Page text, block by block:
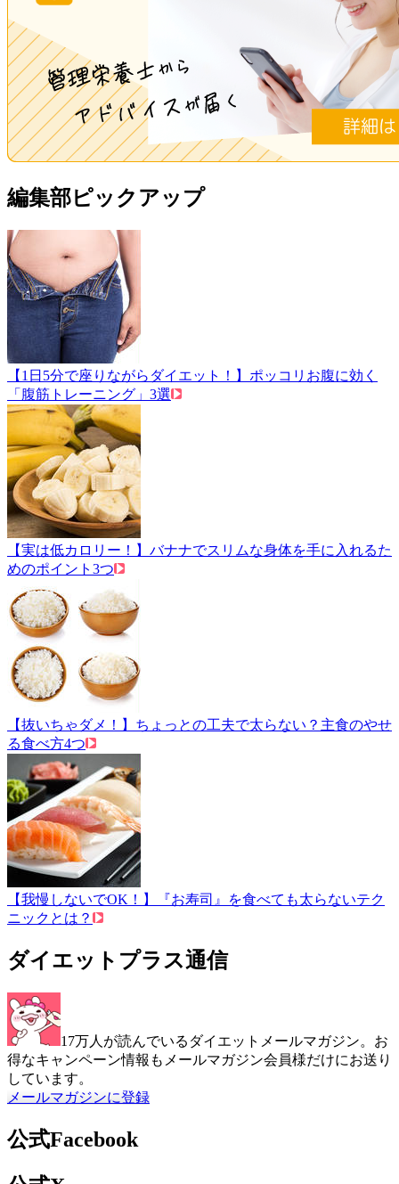
編集部ピックアップ
【1日5分で座りながらダイエット！】ポッコリお腹に効く
「腹筋トレーニング」3選
【実は低カロリー！】バナナでスリムな身体を手に入れるた
めのポイント3つ
【抜いちゃダメ！】ちょっとの工夫で太らない？主食のやせ
る食べ方4つ
【我慢しないでOK！】『お寿司』を食べても太らないテク
ニックとは？
ダイエットプラス通信
17万人が読んでいるダイエットメールマガジン。お
得なキャンペーン情報もメールマガジン会員様だけにお送り
しています。
メールマガジンに登録
公式Facebook